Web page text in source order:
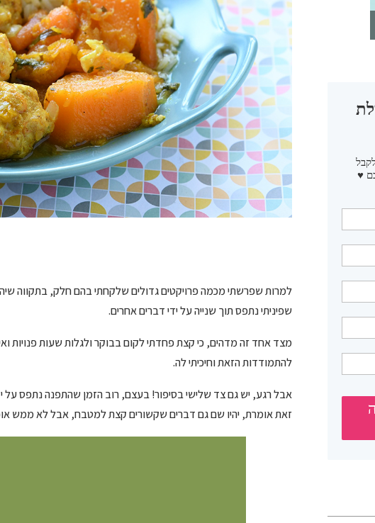
למרות שפרשתי מכמה פרויקטים גדולים שלקחתי בהם חלק, בתקווה
שפיניתי נתפס תוך שנייה על ידי דברים אחרים.
מצד אחד זה מדהים, כי קצת פחדתי לקום בבוקר ולגלות שעות פנויות
להתמודדות הזאת וחיכיתי לה.
אבל רגע, יש גם צד שלישי בסיפור! בעצם, רוב הזמן שהתפנה נתפס
זאת אומרת, יהיו שם גם דברים שקשורים קצת למטבח, אבל לא ממש